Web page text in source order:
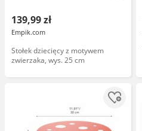
139,99 zł
Empik.com
Stołek dziecięcy z motywem
zwierzaka, wys. 25 cm